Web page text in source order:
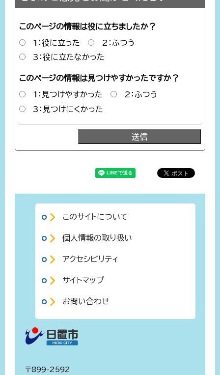
このページの情報は役に立ちましたか？
1：役に立った
2：ふつう
3：役に立たなかった
このページの情報は見つけやすかったですか？
1：見つけやすかった
2：ふつう
3：見つけにくかった
このサイトについて
個人情報の取り扱い
アクセシビリティ
サイトマップ
お問い合わせ
〒899-2592